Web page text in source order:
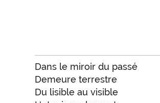
Dans le miroir du passé
Demeure terrestre
Du lisible au visible